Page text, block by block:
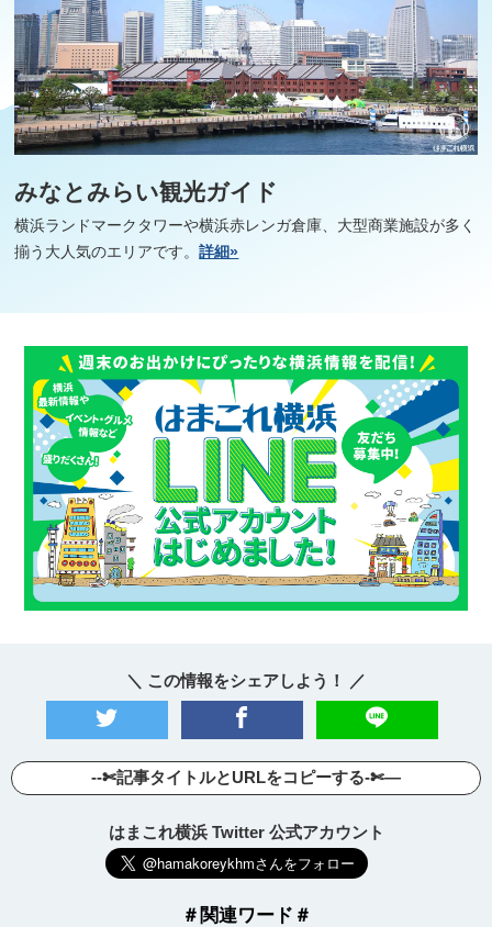
みなとみらい観光ガイド
横浜ランドマークタワーや横浜赤レンガ倉庫、大型商業施設が多く
揃う大人気のエリアです。詳細»
＼ この情報をシェアしよう！ ／
--✄記事タイトルとURLをコピーする-✄—
はまこれ横浜 Twitter 公式アカウント
＃関連ワード＃